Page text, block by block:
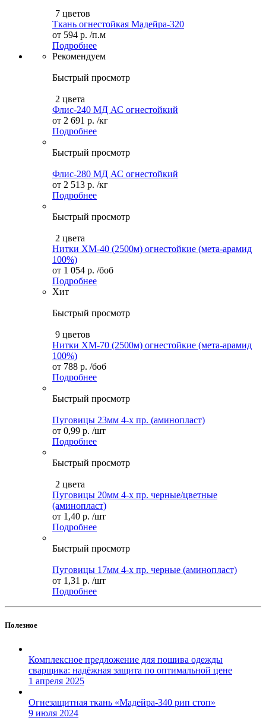
7 цветов
Ткань огнестойкая Мадейра-320
от 594 р. /п.м
Подробнее
Рекомендуем
Быстрый просмотр
2 цвета
Флис-240 МД АС огнестойкий
от 2 691 р. /кг
Подробнее
Быстрый просмотр
Флис-280 МД АС огнестойкий
от 2 513 р. /кг
Подробнее
Быстрый просмотр
2 цвета
Нитки ХМ-40 (2500м) огнестойкие (мета-арамид
100%)
от 1 054 р. /боб
Подробнее
Хит
Быстрый просмотр
9 цветов
Нитки XM-70 (2500м) огнестойкие (мета-арамид
100%)
от 788 р. /боб
Подробнее
Быстрый просмотр
Пуговицы 23мм 4-х пр. (аминопласт)
от 0,99 р. /шт
Подробнее
Быстрый просмотр
2 цвета
Пуговицы 20мм 4-х пр. черные/цветные
(аминопласт)
от 1,40 р. /шт
Подробнее
Быстрый просмотр
Пуговицы 17мм 4-х пр. черные (аминопласт)
от 1,31 р. /шт
Подробнее
Полезное
Комплексное предложение для пошива одежды
сварщика: надёжная защита по оптимальной цене
1 апреля 2025
Огнезащитная ткань «Мадейра-340 рип стоп»
9 июля 2024